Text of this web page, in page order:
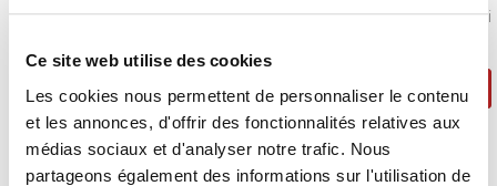
Ce site web utilise des cookies
Les cookies nous permettent de personnaliser le contenu
et les annonces, d'offrir des fonctionnalités relatives aux
médias sociaux et d'analyser notre trafic. Nous
partageons également des informations sur l'utilisation de
J'accepte lesconditions générales de vente: Oui
Poursuivre ma sélection Passer la commande